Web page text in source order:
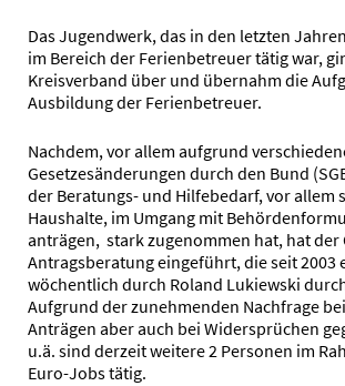
Das Jugendwerk, das in den letzten
im Bereich der Ferienbetreuer tätig war,
Kreisverband über und übernahm die
Ausbildung der Ferienbetreuer.
Nachdem, vor allem aufgrund
Gesetzesänderungen durch den Bund
der Beratungs- und Hilfebedarf, vor allem
Haushalte, im Umgang mit
anträgen, stark zugenommen hat, hat der
Antragsberatung eingeführt, die seit 2003
wöchentlich durch Roland Lukiewski
Aufgrund der zunehmenden Nachfrage
Anträgen aber auch bei Widersprüchen
u.ä. sind derzeit weitere 2 Personen im
Euro-Jobs tätig.